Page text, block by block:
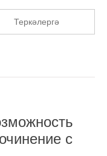
Теркәлергә
с